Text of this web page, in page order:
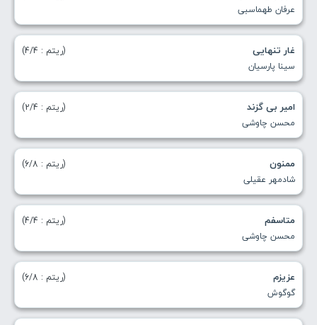
عرفان طهماسبی
غار تنهایی
سینا پارسیان
(ریتم : 4/4)
امیر بی گزند
محسن چاوشی
(ریتم : 2/4)
ممنون
شادمهر عقیلی
(ریتم : 6/8)
متاسفم
محسن چاوشی
(ریتم : 4/4)
عزیزم
گوگوش
(ریتم : 6/8)